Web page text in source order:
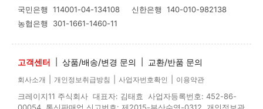
국민은행 114001-04-134108 신한은행 140-010-982138
농협은행 301-1661-1460-11
고객센터 상품/배송/변경 문의 교환/반품 문의
회사소개 개인정보취급방침 사업자번호확인 이용약관
크레이지11 주식회사 대표자: 김태효 사업자등록번호: 452-86-